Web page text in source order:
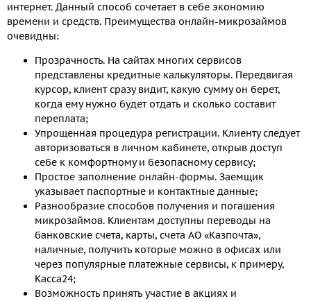
интернет. Данный способ сочетает в себе экономию
времени и средств. Преимущества онлайн-микрозаймов
очевидны:
Прозрачность. На сайтах многих сервисов
представлены кредитные калькуляторы. Передвигая
курсор, клиент сразу видит, какую сумму он берет,
когда ему нужно будет отдать и сколько составит
переплата;
Упрощенная процедура регистрации. Клиенту следует
авторизоваться в личном кабинете, открыв доступ
себе к комфортному и безопасному сервису;
Простое заполнение онлайн-формы. Заемщик
указывает паспортные и контактные данные;
Разнообразие способов получения и погашения
микрозаймов. Клиентам доступны переводы на
банковские счета, карты, счета АО «Казпочта»,
наличные, получить которые можно в офисах или
через популярные платежные сервисы, к примеру,
Касса24;
Возможность принять участие в акциях и